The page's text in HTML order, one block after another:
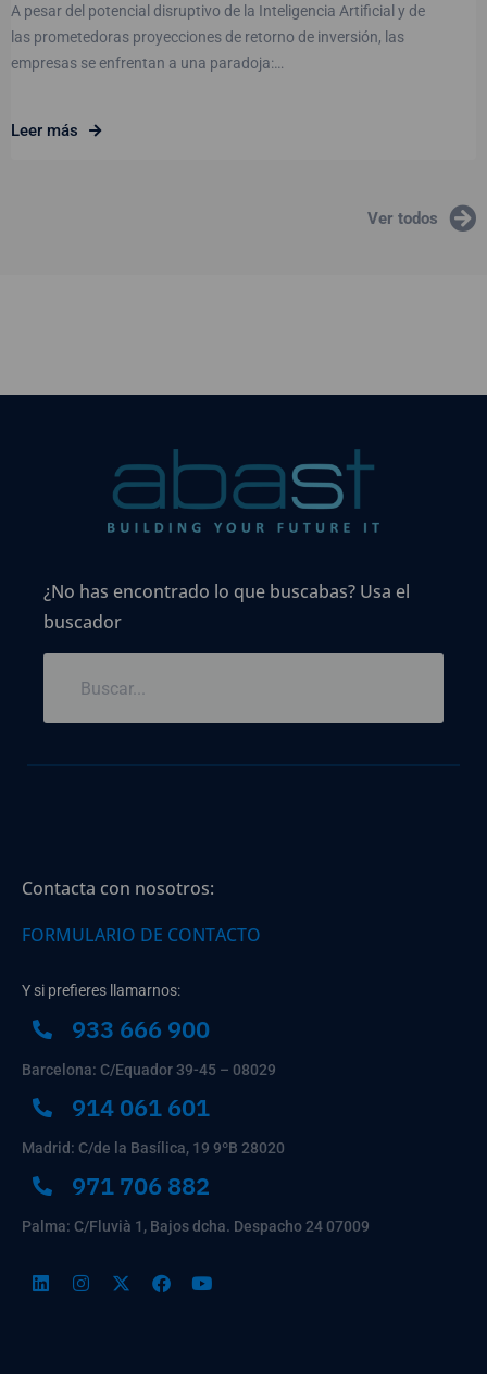
A pesar del potencial disruptivo de la Inteligencia Artificial y de
las prometedoras proyecciones de retorno de inversión, las
empresas se enfrentan a una paradoja:…
Leer más
Ver todos
¿No has encontrado lo que buscabas? Usa el
buscador
Contacta con nosotros:
FORMULARIO DE CONTACTO
Y si prefieres llamarnos:
933 666 900
Barcelona: C/Equador 39-45 – 08029
914 061 601
Madrid: C/de la Basílica, 19 9ºB 28020
971 706 882
Palma: C/Fluvià 1, Bajos dcha. Despacho 24 07009